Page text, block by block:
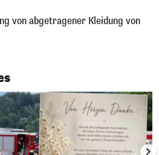
von abgetragener Kleidung von